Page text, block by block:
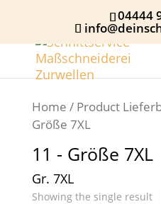
04444
Home / Product
Größe 7XL
11 - Größe 7XL
Gr. 7XL
Showing the single result